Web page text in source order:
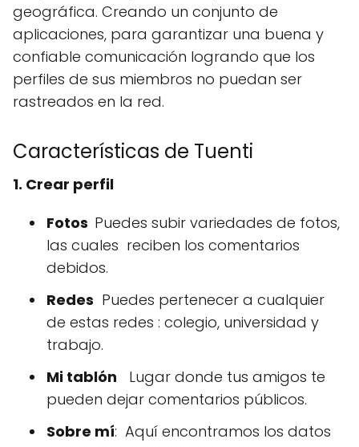
geográfica. Creando un conjunto de
aplicaciones, para garantizar una buena y
confiable comunicación logrando que los
perfiles de sus miembros no puedan ser
rastreados en la red.
Características de Tuenti
1. Crear perfil
Fotos Puedes subir variedades de fotos,
las cuales reciben los comentarios
debidos.
Redes Puedes pertenecer a cualquier
de estas redes : colegio, universidad y
trabajo.
Mi tablón Lugar donde tus amigos te
pueden dejar comentarios públicos.
Sobre mí: Aquí encontramos los datos